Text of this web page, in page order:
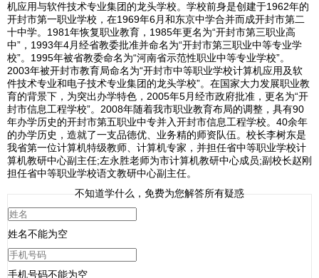
机应用与软件技术专业集团的龙头学校。学校前身是创建于1962年的
开封市第一职业学校，在1969年6月和东京中学合并而成开封市第二
十中学。1981年恢复职业教育，1985年更名为“开封市第三职业高
中”，1993年4月经省教委批准并命名为“开封市第三职业中等专业学
校”。1995年被省教委命名为“河南省示范性职业中等专业学校”。
2003年被开封市教育局命名为“开封市中等职业学校计算机应用及软
件技术专业和电子技术专业集团的龙头学校”。在国家大力发展职业教
育的背景下，为突出办学特色，2005年5月经市政府批准，更名为“开
封市信息工程学校”。2008年随着我市职业教育布局的调整，具有90
年办学历史的开封市第五职业中专并入开封市信息工程学校。40余年
的办学历史，造就了一支品德优、业务精的师资队伍。校长李树东是
我省第一位计算机特级教师、计算机专家，并担任省中等职业学校计
算机教研中心副主任;左永胜老师为市计算机教研中心成员;副校长赵刚
担任省中等职业学校语文教研中心副主任。
不知道学什么，免费为您解答所有疑惑
姓名不能为空
手机号码不能为空